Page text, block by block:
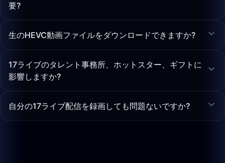
要?
生のHEVC動画ファイルをダウンロードできますか?
17ライブのタレント事務所、ホットスター、ギフトに
影響しますか?
自分の17ライブ配信を録画しても問題ないですか?